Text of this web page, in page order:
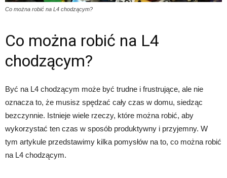
Co można robić na L4 chodzącym?
Co można robić na L4
chodzącym?
Być na L4 chodzącym może być trudne i frustrujące, ale nie
oznacza to, że musisz spędzać cały czas w domu, siedząc
bezczynnie. Istnieje wiele rzeczy, które można robić, aby
wykorzystać ten czas w sposób produktywny i przyjemny. W
tym artykule przedstawimy kilka pomysłów na to, co można robić
na L4 chodzącym.